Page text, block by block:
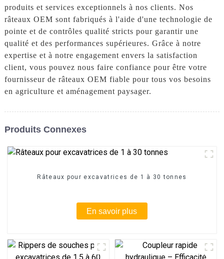
produits et services exceptionnels à nos clients. Nos
râteaux OEM sont fabriqués à l'aide d'une technologie de
pointe et de contrôles qualité stricts pour garantir une
qualité et des performances supérieures. Grâce à notre
expertise et à notre engagement envers la satisfaction
client, vous pouvez nous faire confiance pour être votre
fournisseur de râteaux OEM fiable pour tous vos besoins
en agriculture et aménagement paysager.
Produits Connexes
Râteaux pour excavatrices de 1 à 30 tonnes
En savoir plus